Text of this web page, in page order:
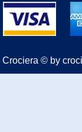
Crociera © by